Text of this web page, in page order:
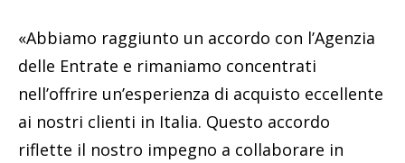
«Abbiamo raggiunto un accordo con l’Agenzia
delle Entrate e rimaniamo concentrati
nell’offrire un’esperienza di acquisto eccellente
ai nostri clienti in Italia. Questo accordo
riflette il nostro impegno a collaborare in